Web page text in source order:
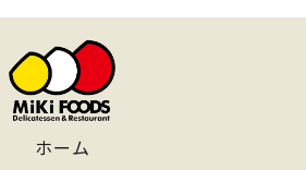
ホーム